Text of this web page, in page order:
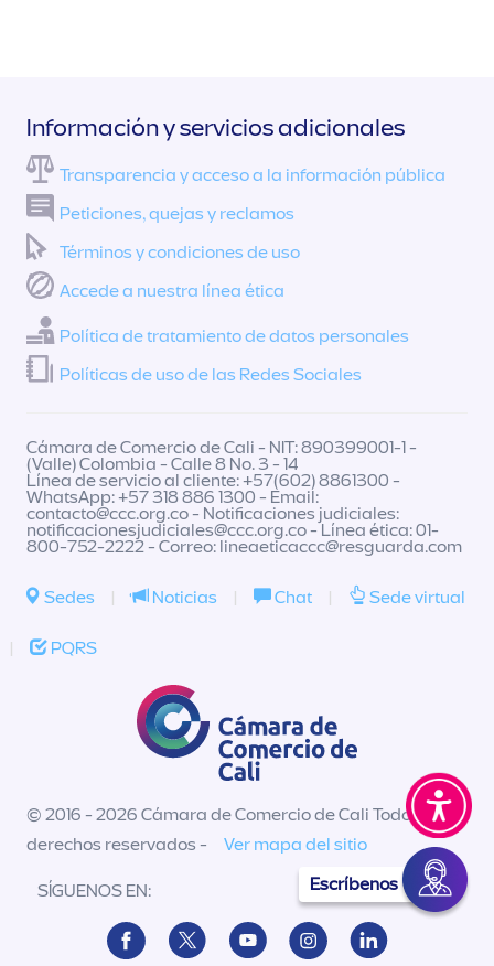
Escríbenos
Información y servicios adicionales
Transparencia y acceso a la información pública
Peticiones, quejas y reclamos
Términos y condiciones de uso
Accede a nuestra línea ética
Política de tratamiento de datos personales
Políticas de uso de las Redes Sociales
Cámara de Comercio de Cali - NIT: 890399001-1 -
(Valle) Colombia - Calle 8 No. 3 - 14
Línea de servicio al cliente: +57(602) 8861300 -
WhatsApp: +57 318 886 1300 - Email:
contacto@ccc.org.co- Notificaciones judiciales:
notificacionesjudiciales@ccc.org.co- Línea ética: 01-
800-752-2222 - Correo: lineaeticaccc@resguarda.com
Sedes | Noticias | Chat | Sede virtual
| PQRS
© 2016 - 2026 Cámara de Comercio de Cali Todos los
derechos reservados -
Ver mapa del sitio
SÍGUENOS EN: